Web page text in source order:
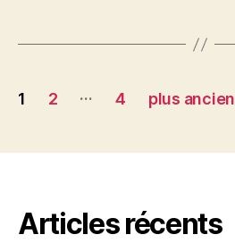
Pagination
publications
1 2 … 4 plus
Articles récents